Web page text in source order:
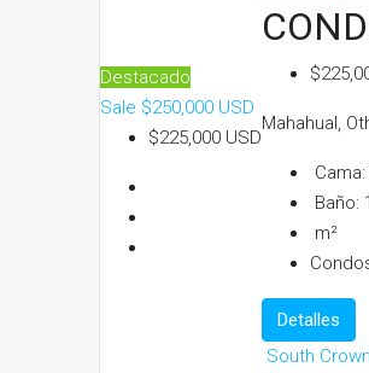
Destacado
Sale $250,000 USD
$225,000 USD
Mahahual,
Cama:
Baño: 1
m²
Detalles
South Crown